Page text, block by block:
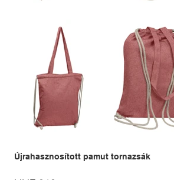
Újrahasznosított pamut tornazsák